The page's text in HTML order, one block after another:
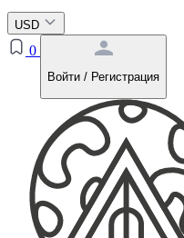
USD
0
Войти / Регистрация